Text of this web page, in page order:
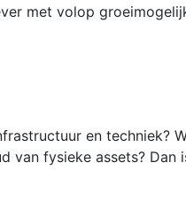
met volop
en techniek?
van fysieke assets? Dan